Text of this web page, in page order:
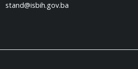
stand@isbih.gov.ba